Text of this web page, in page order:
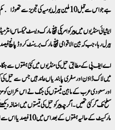
ہے جو اس سے قبل 10 ملین بیرل یومیہ کی تجویز سے تھوڑا کم ہے۔
بیرل رہا، جب کہ بین الاقوامی بینچ مارک برینٹ کروڈ پانچ فیصد اضافے کے ساتھ
اے ایف پی کے مطابق تیل کی منڈیوں میں کئی ہفتوں سے ہنگامہ
میں لاک ڈاؤن اور سفری پابندیاں عائد ہیں جس سے تیل کی
سطح تک گر گئی تھیں۔اگرچہ پیر کو تیل کی قیمتوں میں اضافہ
مارکیٹ کے حالیہ ہفتوں کے بعد اس میں 10 فیصد یا اس سے زیادہ کی چھلانگ متوقع تھی۔